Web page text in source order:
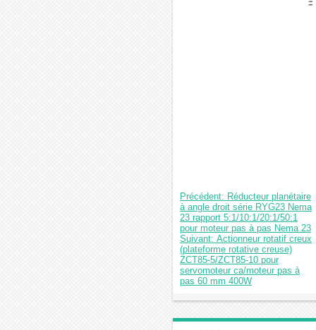
Précédent: Réducteur planétaire
à angle droit série RYG23 Nema
23 rapport 5:1/10:1/20:1/50:1
pour moteur pas à pas Nema 23
Suivant: Actionneur rotatif creux
(plateforme rotative creuse)
ZCT85-5/ZCT85-10 pour
servomoteur ca/moteur pas à
pas 60 mm 400W